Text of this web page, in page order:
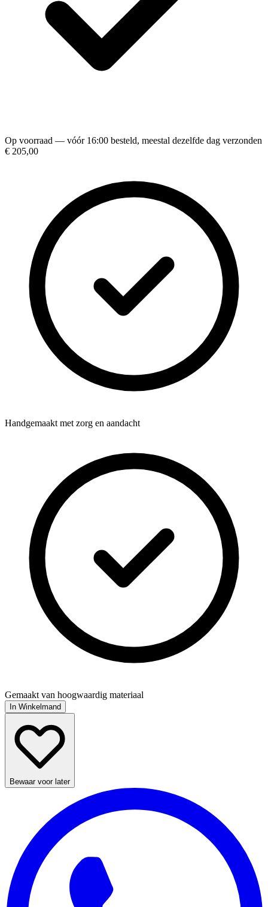
Op voorraad — vóór 16:00 besteld, meestal dezelfde dag verzonden
€ 205,00
Handgemaakt met zorg en aandacht
Gemaakt van hoogwaardig materiaal
In Winkelmand
Bewaar voor later